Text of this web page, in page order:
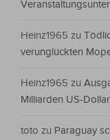
Heinz1965 zu
verunglückten
Heinz1965 zu
Milliarden US-
toto zu Paraguay